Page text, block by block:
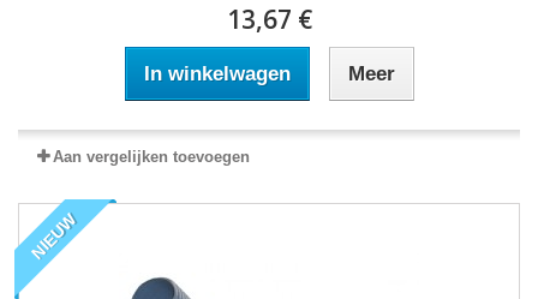
13,67 €
In winkelwagen Meer
Aan vergelijken toevoegen
NIEUW